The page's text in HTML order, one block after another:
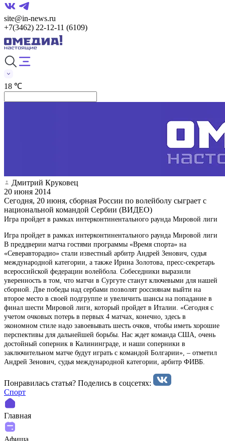
site@in-news.ru
+7(3462) 22-12-11 (6109)
18 ℃
Дмитрий Круковец
20 июня 2014
Сегодня, 20 июня, сборная России по волейболу сыграет с
национальной командой Сербии (ВИДЕО)
Игра пройдет в рамках интерконтинентального раунда Мировой лиги
Игра пройдет в рамках интерконтинентального раунда Мировой лиги
В преддверии матча гостями программы «Время спорта» на
«Северавторадио» стали известный арбитр Андрей Зенович, судья
международной категории, а также Ирина Золотова, пресс-секретарь
всероссийской федерации волейбола. Собеседники выразили
уверенность в том, что матчи в Сургуте станут ключевыми для нашей
сборной. Две победы над сербами позволят россиянам выйти на
второе место в своей подгруппе и увеличить шансы на попадание в
финал шести Мировой лиги, который пройдет в Италии. «Сегодня с
учетом очковых потерь в первых 4 матчах, конечно, здесь в
экономном стиле надо завоевывать шесть очков, чтобы иметь хорошие
перспективы для дальнейшей борьбы. Нас ждет команда США, очень
достойный соперник в Калининграде, и наши соперники в
заключительном матче будут играть с командой Болгарии», – отметил
Андрей Зенович, судья международной категории, арбитр ФИВБ.
Понравилась статья? Поделиcь в соцсетях:
Спорт
Главная
Афиша